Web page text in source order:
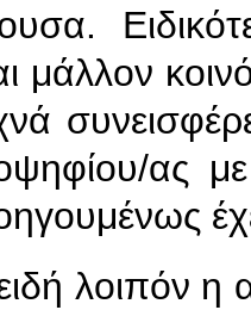
μάλλον
ας
λοιπόν η